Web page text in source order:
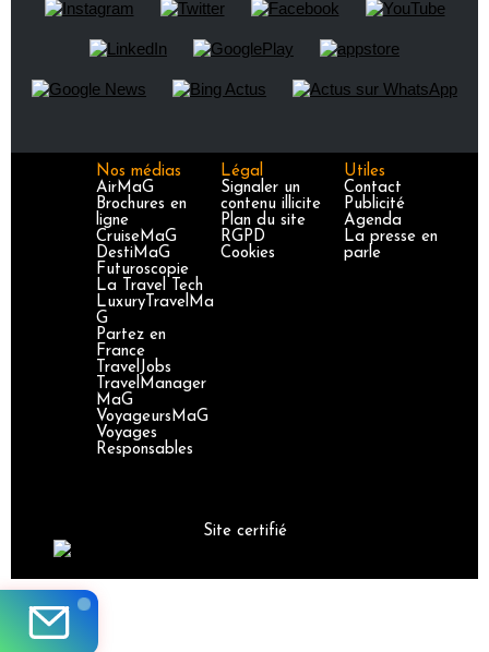
Nos médias
AirMaG
Brochures en
ligne
CruiseMaG
DestiMaG
Futuroscopie
La Travel Tech
LuxuryTravelMa
G
Partez en
France
TravelJobs
TravelManager
MaG
VoyageursMaG
Voyages
Responsables
Légal
Signaler un
contenu illicite
Plan du site
RGPD
Cookies
Utiles
Contact
Publicité
Agenda
La presse en
parle
Site certifié